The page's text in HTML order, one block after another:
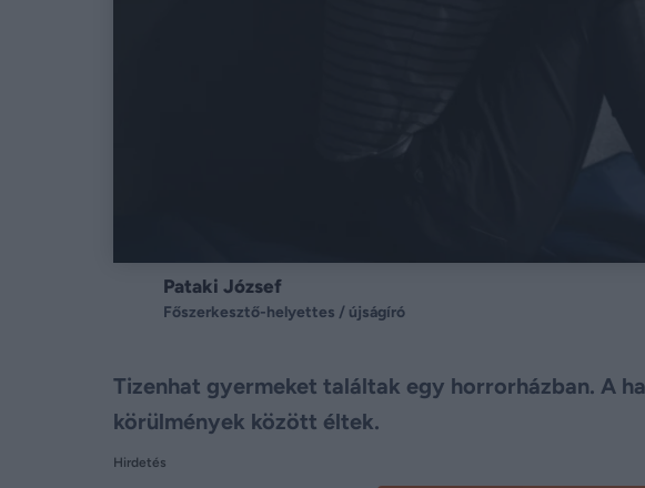
Pataki József
Főszerkesztő-helyettes / újságíró
Tizenhat gyermeket találtak egy horrorházban. A
körülmények között éltek.
Hirdetés